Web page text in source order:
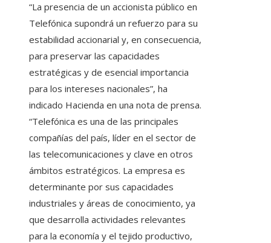
“La presencia de un accionista público en
Telefónica supondrá un refuerzo para su
estabilidad accionarial y, en consecuencia,
para preservar las capacidades
estratégicas y de esencial importancia
para los intereses nacionales”, ha
indicado Hacienda en una nota de prensa.
“Telefónica es una de las principales
compañías del país, líder en el sector de
las telecomunicaciones y clave en otros
ámbitos estratégicos. La empresa es
determinante por sus capacidades
industriales y áreas de conocimiento, ya
que desarrolla actividades relevantes
para la economía y el tejido productivo,